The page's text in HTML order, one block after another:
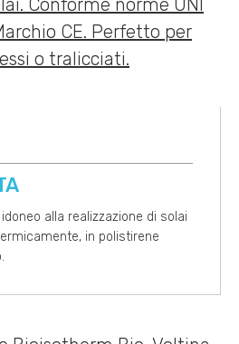
alla realizzazione di solai
in polistirene